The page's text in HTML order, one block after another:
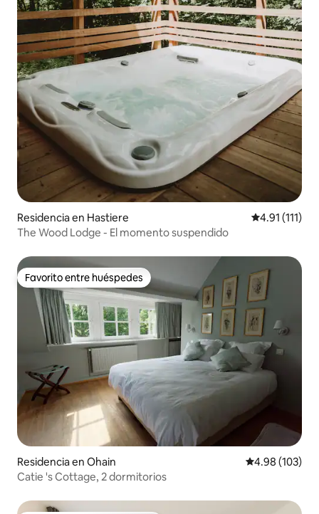
Residencia en Hastiere Calificación
4.91 (111)
The Wood Lodge - El momento suspendido
Favorito entre huéspedes
Favorito entre huéspedes
Residencia en Ohain Calificación
4.98 (103)
Catie 's Cottage, 2 dormitorios